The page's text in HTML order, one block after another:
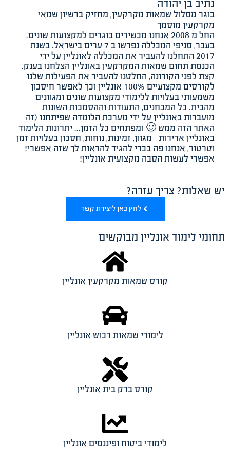
נתיב בן יהודה
בוגר מסלול שמאות מקרקעין, מחזיק ברשיון שמאי
מקרקעין מוסמך
החל מ 2008 אנחנו מכשירים בוגרים למקצועות שונים.
בעבר, סניפי המכללה נפרשו ב 7 ערים בישראל. בשנת
2017 התחלנו להעביר את המכללה לאונליין על ידי
הכנסת תחום שמאות המקרקעין באונליין הצלחנו בענק.
קצת לפני הקורונה, החלטנו להעביר את הפעילות שלנו
לקורסים מקצועיים 100% אונליין וכך לאפשר חיסכון
משמעותי בעלויות ללימודי מקצועות שונים ומגוונים
מהבית. כל המבחנים, התעודות וההסמכות השונות
מועברות באונליין על ידי מערכת הלומדה שפיתחנו (זה
האתר הזה ממש 🙂 ומפתחים כל הזמן... יתרונות הלימוד
באונליין אדירות - מגוון, זמינות, נוחות, חסכון בעלויות זמן
וטרטור, אנחנו פה בכדי להגיד להראות לך שזה אפשרי!
אפשרי לעשות הסבה מקצועית אונליין!
יש שאלות? צריך עזרה?
לחץ כאן ליצירת קשר
תחומי לימוד אונליין מבוקשים
קורס שמאות מקרקעין אונליין
לימודי שמאות רכוש אונליין
קורס בדק בית אונליין
לימודי ביטוח ופיננסים אונליין